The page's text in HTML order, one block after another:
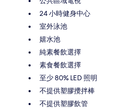
24 小時健身中心
室外泳池
嬉水池
純素餐飲選擇
素食餐飲選擇
至少 80% LED 照明
不提供塑膠攪拌棒
不提供塑膠飲管